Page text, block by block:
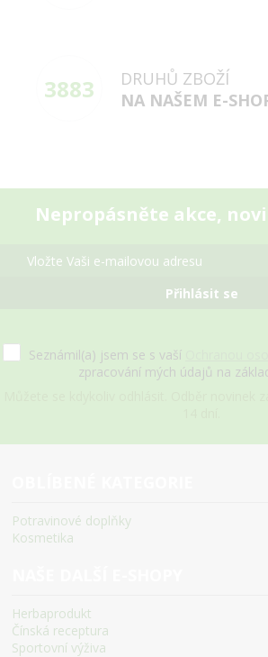
3883
DRUHŮ ZBOŽÍ
NA NAŠEM E-
Nepropásněte akce,
Přihlásit se
Seznámil(a) jsem se s vaší
zpracování mých údajů na
Potravinové doplňky
Kosmetika
Herbaprodukt
Čínská receptura
Sportovní výživa